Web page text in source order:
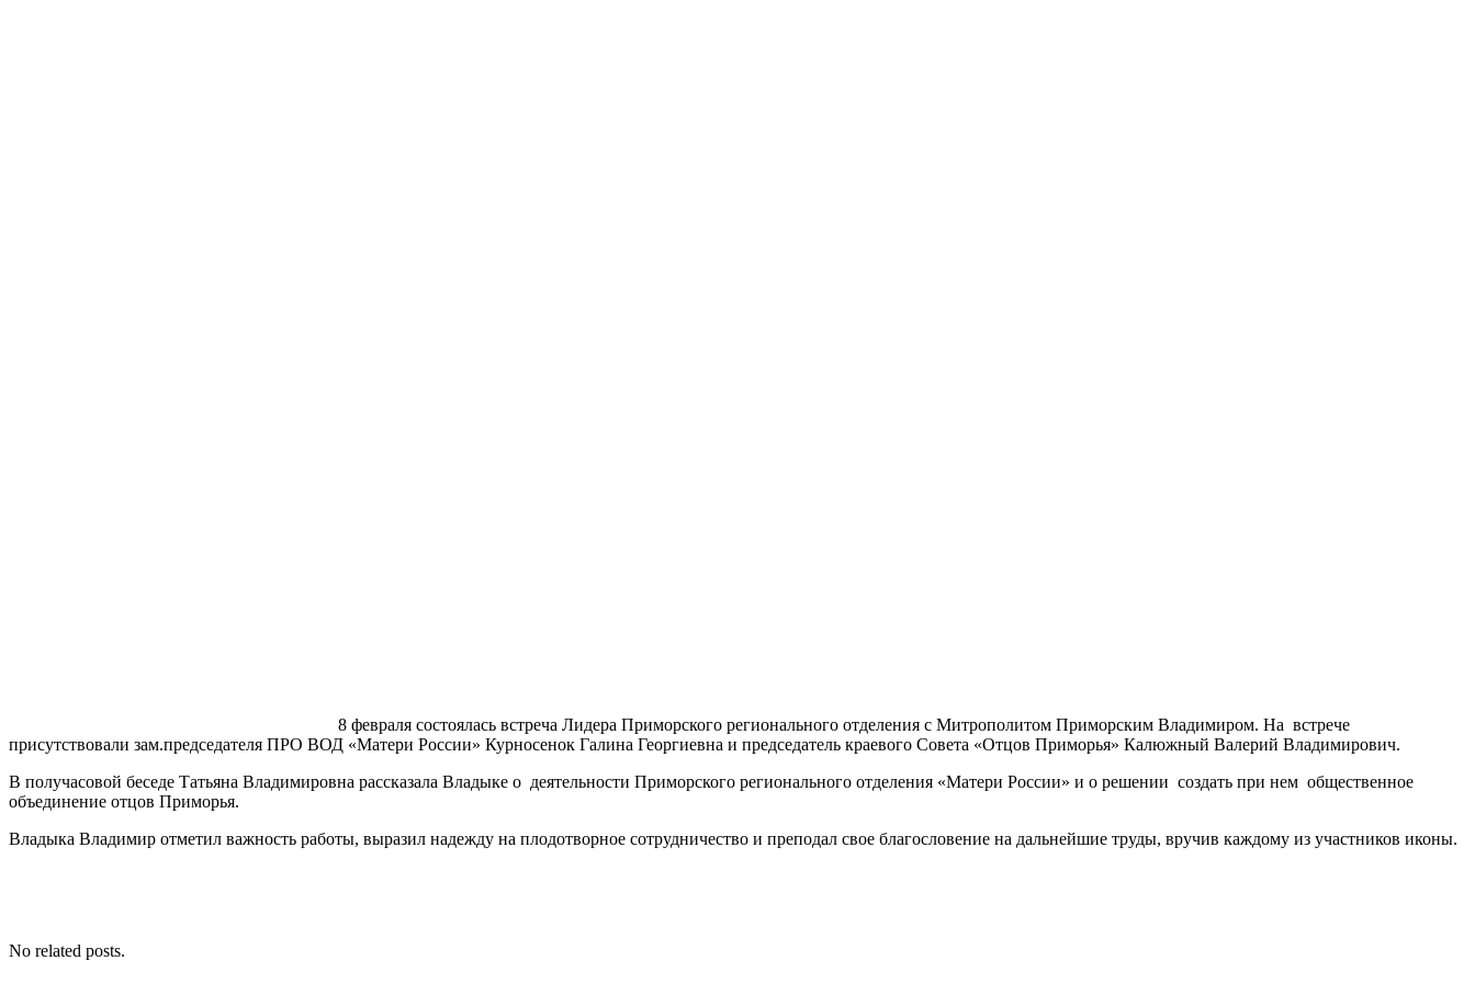
8 февраля состоялась встреча Лидера Приморского регионального отделения с Митрополитом Приморским Владимиром. На встрече
присутствовали зам.председателя ПРО ВОД «Матери России» Курносенок Галина Георгиевна и председатель краевого Совета «Отцов Приморья» Калюжный Валерий Владимирович.
В получасовой беседе Татьяна Владимировна рассказала Владыке о деятельности Приморского регионального отделения «Матери России» и о решении создать при нем общественное
объединение отцов Приморья.
Владыка Владимир отметил важность работы, выразил надежду на плодотворное сотрудничество и преподал свое благословение на дальнейшие труды, вручив каждому из участников иконы.
No related posts.